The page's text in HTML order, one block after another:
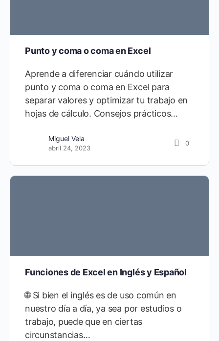
Punto y coma o coma en Excel
Aprende a diferenciar cuándo utilizar
punto y coma o coma en Excel para
separar valores y optimizar tu trabajo en
hojas de cálculo. Consejos prácticos…
Miguel Vela
abril 24, 2023
0
Funciones de Excel en Inglés y Español
🌐 Si bien el inglés es de uso común en
nuestro día a día, ya sea por estudios o
trabajo, puede que en ciertas
circunstancias…